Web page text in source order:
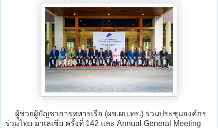
ผู้ช่วยผู้บัญชาการทหารเรือ (ผช.ผบ.ทร.) ร่วมประชุมองค์กร
ร่วมไทย-มาเลเซีย ครั้งที่ 142 และ Annual General Meeting